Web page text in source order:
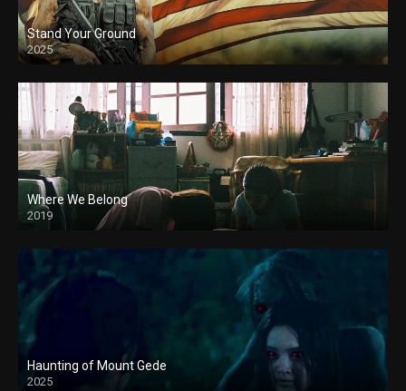
Stand Your Ground
2025
Where We Belong
2019
Haunting of Mount Gede
2025